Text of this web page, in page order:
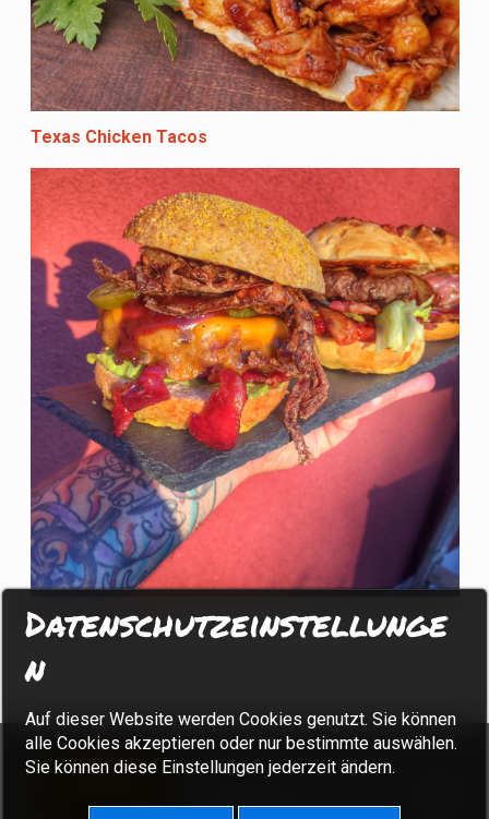
Texas Chicken Tacos
Burger Spezial
Datenschutzeinstellunge
n
Auf dieser Website werden Cookies genutzt. Sie können
alle Cookies akzeptieren oder nur bestimmte auswählen.
Sie können diese Einstellungen jederzeit ändern.